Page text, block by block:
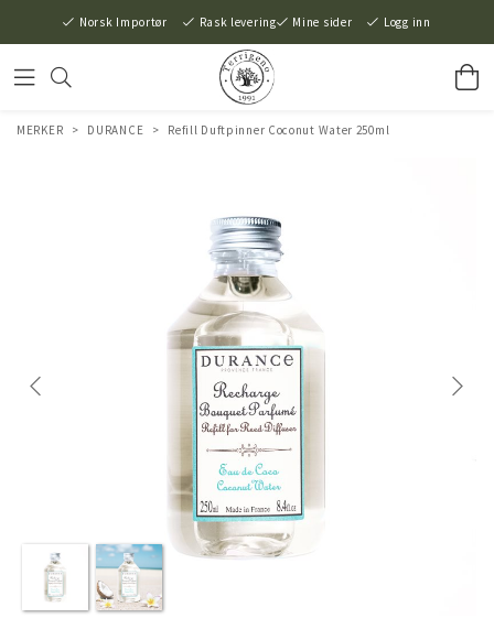
Norsk Importør Rask levering Mine sider Logg inn
MERKER > DURANCE > Refill Duftpinner Coconut Water 250ml